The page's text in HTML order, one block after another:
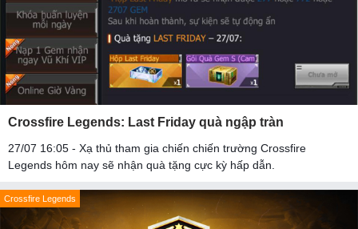
Crossfire Legends: Last Friday quà ngập tràn
27/07 16:05 - Xạ thủ tham gia chiến chiến trường Crossfire
Legends hôm nay sẽ nhận quà tặng cực kỳ hấp dẫn.
Crossfire Legends